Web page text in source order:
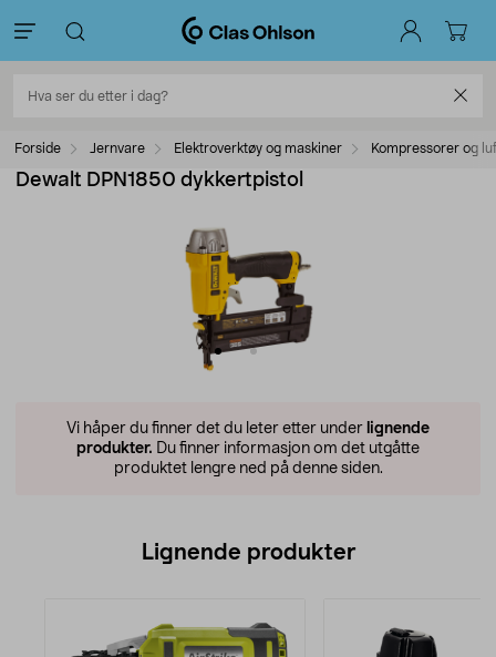
Forside Jernvare Elektroverktøy og maskiner Kompressorer og
Dewalt DPN1850 dykkertpistol
Vi håper du finner det du leter etter under lignende
produkter. Du finner informasjon om det utgåtte
produktet lengre ned på denne siden.
Lignende produkter